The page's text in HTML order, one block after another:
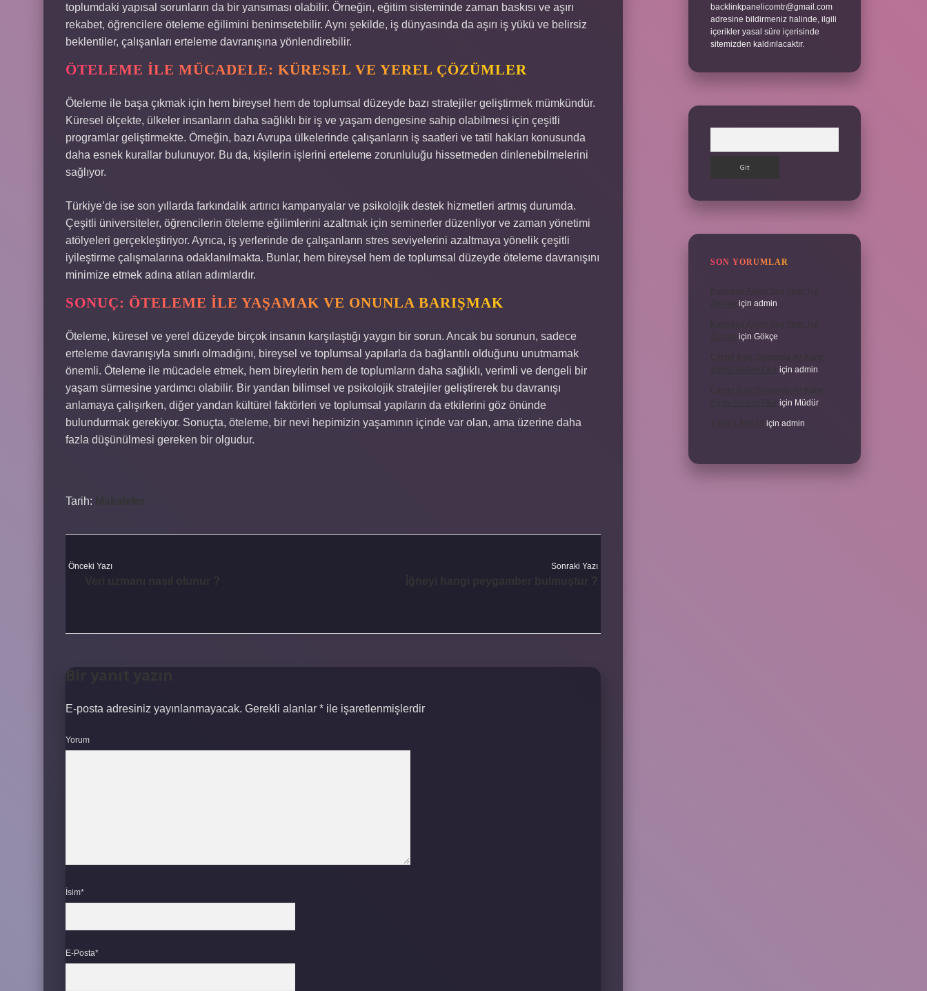
toplumdaki yapısal sorunların da bir yansıması olabilir. Örneğin, eğitim sisteminde zaman baskısı ve aşırı
rekabet, öğrencilere öteleme eğilimini benimsetebilir. Aynı şekilde, iş dünyasında da aşırı iş yükü ve belirsiz
beklentiler, çalışanları erteleme davranışına yönlendirebilir.
ÖTELEME ILE MÜCADELE: KÜRESEL VE YEREL ÇÖZÜMLER
Öteleme ile başa çıkmak için hem bireysel hem de toplumsal düzeyde bazı stratejiler geliştirmek mümkündür.
Küresel ölçekte, ülkeler insanların daha sağlıklı bir iş ve yaşam dengesine sahip olabilmesi için çeşitli
programlar geliştirmekte. Örneğin, bazı Avrupa ülkelerinde çalışanların iş saatleri ve tatil hakları konusunda
daha esnek kurallar bulunuyor. Bu da, kişilerin işlerini erteleme zorunluluğu hissetmeden dinlenebilmelerini
sağlıyor.
Türkiye’de ise son yıllarda farkındalık artırıcı kampanyalar ve psikolojik destek hizmetleri artmış durumda.
Çeşitli üniversiteler, öğrencilerin öteleme eğilimlerini azaltmak için seminerler düzenliyor ve zaman yönetimi
atölyeleri gerçekleştiriyor. Ayrıca, iş yerlerinde de çalışanların stres seviyelerini azaltmaya yönelik çeşitli
iyileştirme çalışmalarına odaklanılmakta. Bunlar, hem bireysel hem de toplumsal düzeyde öteleme davranışını
minimize etmek adına atılan adımlardır.
SONUÇ: ÖTELEME ILE YAŞAMAK VE ONUNLA BARIŞMAK
Öteleme, küresel ve yerel düzeyde birçok insanın karşılaştığı yaygın bir sorun. Ancak bu sorunun, sadece
erteleme davranışıyla sınırlı olmadığını, bireysel ve toplumsal yapılarla da bağlantılı olduğunu unutmamak
önemli. Öteleme ile mücadele etmek, hem bireylerin hem de toplumların daha sağlıklı, verimli ve dengeli bir
yaşam sürmesine yardımcı olabilir. Bir yandan bilimsel ve psikolojik stratejiler geliştirerek bu davranışı
anlamaya çalışırken, diğer yandan kültürel faktörleri ve toplumsal yapıların da etkilerini göz önünde
bulundurmak gerekiyor. Sonuçta, öteleme, bir nevi hepimizin yaşamının içinde var olan, ama üzerine daha
fazla düşünülmesi gereken bir olgudur.
Tarih: Makaleler
Önceki Yazı Sonraki Yazı
E-posta adresiniz yayınlanmayacak. Gerekli alanlar * ile işaretlenmişlerdir
Yorum
İsim*
E-Posta*
backlinkpanelicomtr@gmail.com
adresine bildirmeniz halinde, ilgili
içerikler yasal süre içerisinde
sitemizden kaldırılacaktır.
SON YORUMLAR
için admin
için Gökçe
için admin
için Müdür
için admin